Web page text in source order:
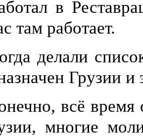
в
там работает.
делали
Грузии и
всё время
многие